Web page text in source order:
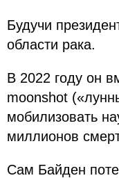
Будучи
области рака.
В 2022 году он
moonshot
мобилизовать
миллионов
Сам Байден